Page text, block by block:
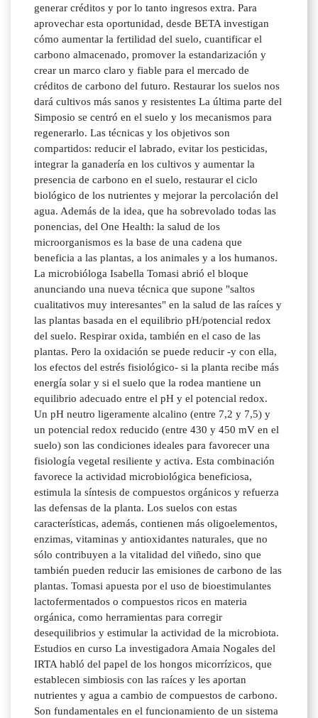
generar créditos y por lo tanto ingresos extra. Para
aprovechar esta oportunidad, desde BETA investigan
cómo aumentar la fertilidad del suelo, cuantificar el
carbono almacenado, promover la estandarización y
crear un marco claro y fiable para el mercado de
créditos de carbono del futuro. Restaurar los suelos nos
dará cultivos más sanos y resistentes La última parte del
Simposio se centró en el suelo y los mecanismos para
regenerarlo. Las técnicas y los objetivos son
compartidos: reducir el labrado, evitar los pesticidas,
integrar la ganadería en los cultivos y aumentar la
presencia de carbono en el suelo, restaurar el ciclo
biológico de los nutrientes y mejorar la percolación del
agua. Además de la idea, que ha sobrevolado todas las
ponencias, del One Health: la salud de los
microorganismos es la base de una cadena que
beneficia a las plantas, a los animales y a los humanos.
La microbióloga Isabella Tomasi abrió el bloque
anunciando una nueva técnica que supone "saltos
cualitativos muy interesantes" en la salud de las raíces y
las plantas basada en el equilibrio pH/potencial redox
del suelo. Respirar oxida, también en el caso de las
plantas. Pero la oxidación se puede reducir -y con ella,
los efectos del estrés fisiológico- si la planta recibe más
energía solar y si el suelo que la rodea mantiene un
equilibrio adecuado entre el pH y el potencial redox.
Un pH neutro ligeramente alcalino (entre 7,2 y 7,5) y
un potencial redox reducido (entre 430 y 450 mV en el
suelo) son las condiciones ideales para favorecer una
fisiología vegetal resiliente y activa. Esta combinación
favorece la actividad microbiológica beneficiosa,
estimula la síntesis de compuestos orgánicos y refuerza
las defensas de la planta. Los suelos con estas
características, además, contienen más oligoelementos,
enzimas, vitaminas y antioxidantes naturales, que no
sólo contribuyen a la vitalidad del viñedo, sino que
también pueden reducir las emisiones de carbono de las
plantas. Tomasi apuesta por el uso de bioestimulantes
lactofermentados o compuestos ricos en materia
orgánica, como herramientas para corregir
desequilibrios y estimular la actividad de la microbiota.
Estudios en curso La investigadora Amaia Nogales del
IRTA habló del papel de los hongos micorrízicos, que
establecen simbiosis con las raíces y les aportan
nutrientes y agua a cambio de compuestos de carbono.
Son fundamentales en el funcionamiento de un sistema